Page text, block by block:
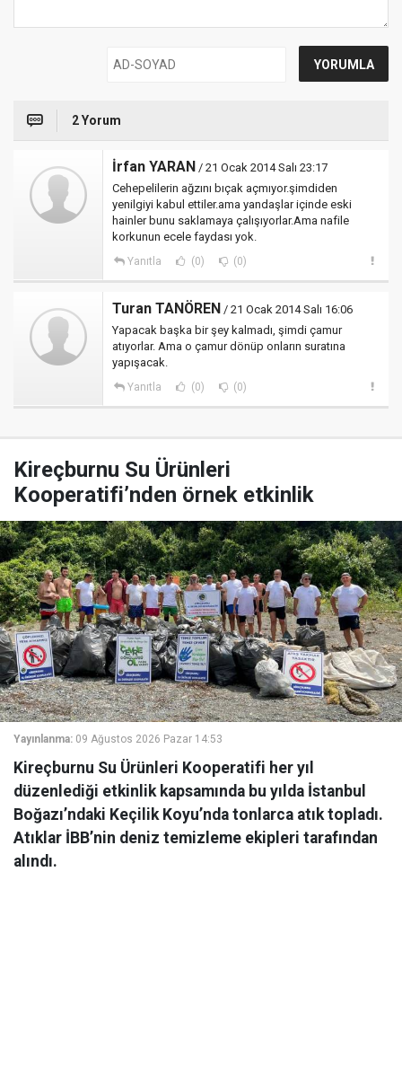
2 Yorum
İrfan YARAN / 21 Ocak 2014 Salı 23:17
Cehepelilerin ağzını bıçak açmıyor.şimdiden
yenilgiyi kabul ettiler.ama yandaşlar içinde eski
hainler bunu saklamaya çalışıyorlar.Ama nafile
korkunun ecele faydası yok.
Yanıtla (0) (0)
Turan TANÖREN / 21 Ocak 2014 Salı 16:06
Yapacak başka bir şey kalmadı, şimdi çamur
atıyorlar. Ama o çamur dönüp onların suratına
yapışacak.
Yanıtla (0) (0)
Kireçburnu Su Ürünleri
Kooperatifi’nden örnek etkinlik
Yayınlanma: 09 Ağustos 2026 Pazar 14:53
Kireçburnu Su Ürünleri Kooperatifi her yıl
düzenlediği etkinlik kapsamında bu yılda İstanbul
Boğazı’ndaki Keçilik Koyu’nda tonlarca atık topladı.
Atıklar İBB’nin deniz temizleme ekipleri tarafından
alındı.